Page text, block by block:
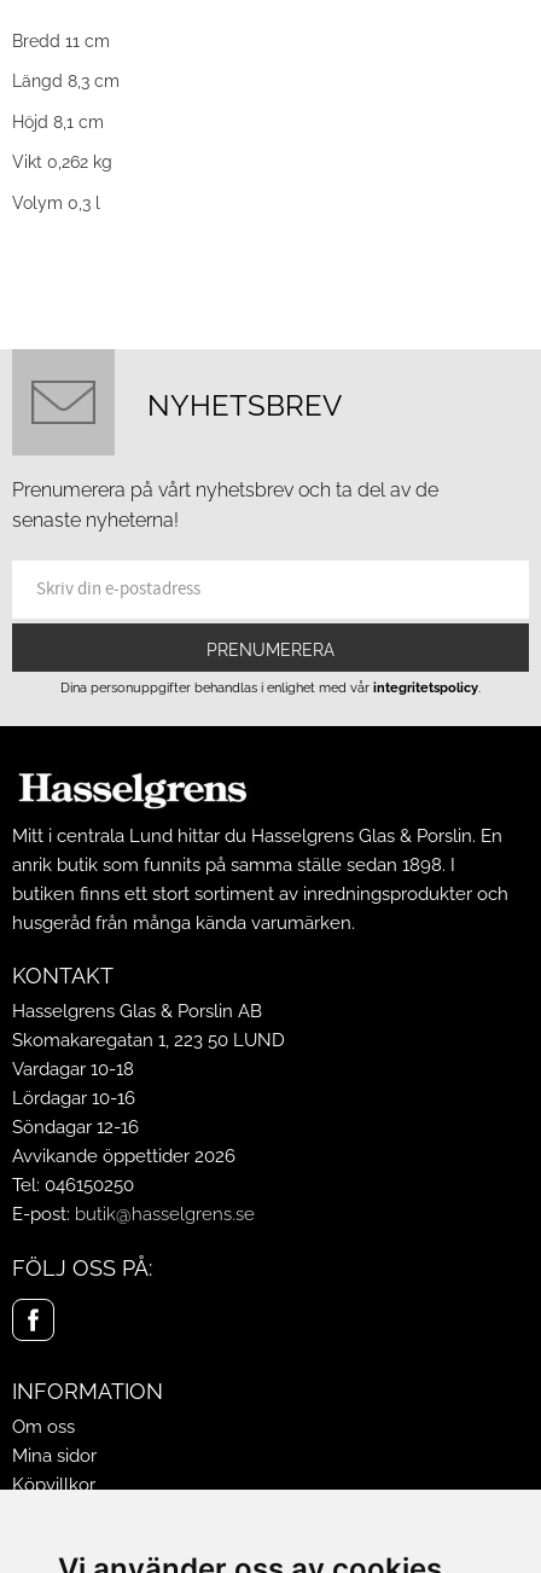
Bredd 11 cm
Längd 8,3 cm
Höjd 8,1 cm
Vikt 0,262 kg
Volym 0,3 l
NYHETSBREV
Prenumerera på vårt nyhetsbrev och ta del av de
senaste nyheterna!
PRENUMERERA
Dina personuppgifter behandlas i enlighet med vår integritetspolicy.
Mitt i centrala Lund hittar du Hasselgrens Glas & Porslin. En
anrik butik som funnits på samma ställe sedan 1898. I
butiken finns ett stort sortiment av inredningsprodukter och
husgeråd från många kända varumärken.
KONTAKT
Hasselgrens Glas & Porslin AB
Skomakaregatan 1, 223 50 LUND
Vardagar 10-18
Lördagar 10-16
Söndagar 12-16
Avvikande öppettider 2026
Tel: 046150250
E-post: butik@hasselgrens.se
FÖLJ OSS PÅ:
INFORMATION
Om oss
Mina sidor
Köpvillkor